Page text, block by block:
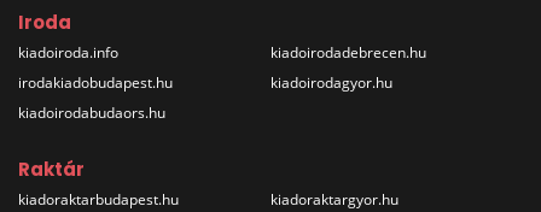
Iroda
kiadoiroda.info
irodakiadobudapest.hu
kiadoirodabudaors.hu
kiadoirodadebrecen.hu
kiadoirodagyor.hu
Raktár
kiadoraktarbudapest.hu
kiadoraktargyor.hu